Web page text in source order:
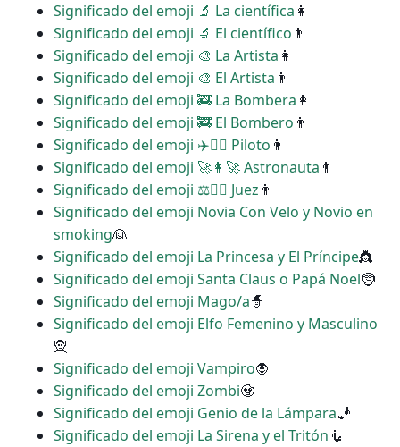
Significado del emoji ‍🔬 La científica 👩
Significado del emoji ‍🔬 El científico 👨
Significado del emoji ‍🎨 La Artista 👩
Significado del emoji ‍🎨 El Artista 👨
Significado del emoji ‍🚒 La Bombera 👩
Significado del emoji ‍🚒 El Bombero 👨
Significado del emoji ‍✈️👩‍✈️ Piloto 👨
Significado del emoji ‍🚀👩‍🚀 Astronauta 👨
Significado del emoji ‍⚖️👩‍⚖️ Juez 👨
Significado del emoji Novia Con Velo y Novio en
smoking👰
Significado del emoji La Princesa y El Príncipe👸
Significado del emoji Santa Claus o Papá Noel🤶
Significado del emoji Mago/a🧙
Significado del emoji Elfo Femenino y Masculino
🧝
Significado del emoji Vampiro🧛
Significado del emoji Zombi🧟
Significado del emoji Genio de la Lámpara🧞
Significado del emoji La Sirena y el Tritón 🧜